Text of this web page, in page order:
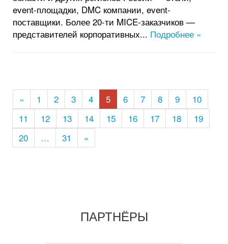
event-площадки, DMC компании, event-
поставщики. Более 20-ти MICE-заказчиков —
представителей корпоративных... Подробнее »
« 1 2 3 4 5 6 7 8 9
10
11
12 13 14 15 16 17 18
19
20
… 31 »
ПАРТНЁРЫ